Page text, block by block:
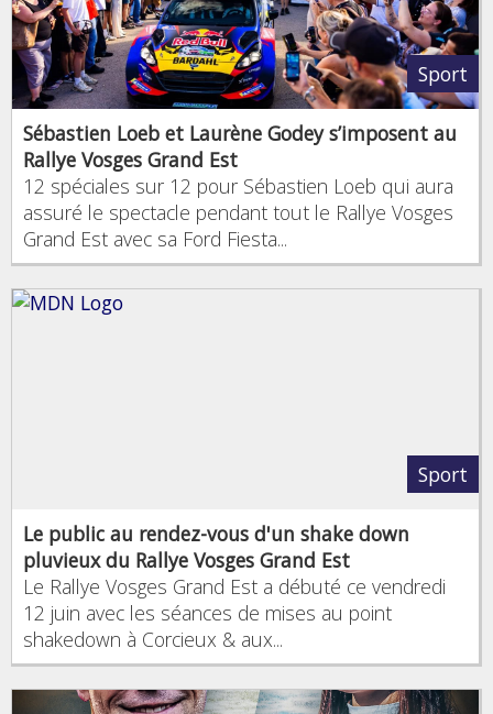
Sport
Sébastien Loeb et Laurène Godey s’imposent au
Rallye Vosges Grand Est
12 spéciales sur 12 pour Sébastien Loeb qui aura
assuré le spectacle pendant tout le Rallye Vosges
Grand Est avec sa Ford Fiesta...
Sport
Le public au rendez-vous d'un shake down
pluvieux du Rallye Vosges Grand Est
Le Rallye Vosges Grand Est a débuté ce vendredi
12 juin avec les séances de mises au point
shakedown à Corcieux & aux...